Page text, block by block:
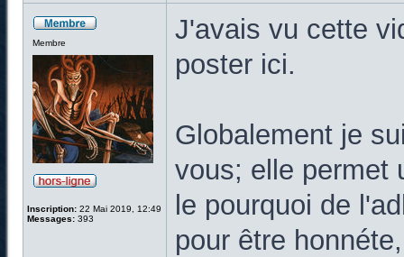
Membre
Inscription: 22 Mai 2019, 12:49
Messages: 393
J'avais vu cette
poster ici.
Globalement je
vous; elle permet
le pourquoi de
pour être